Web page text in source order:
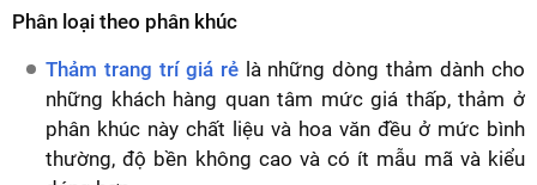
Phân loại theo phân khúc
Thảm trang trí giá rẻlà những dòng thảm dành cho
những khách hàng quan tâm mức giá thấp, thảm ở
phân khúc này chất liệu và hoa văn đều ở mức bình
thường, độ bền không cao và có ít mẫu mã và kiểu